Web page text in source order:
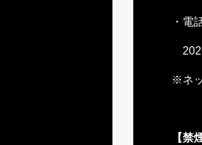
・電
※ネ
【禁